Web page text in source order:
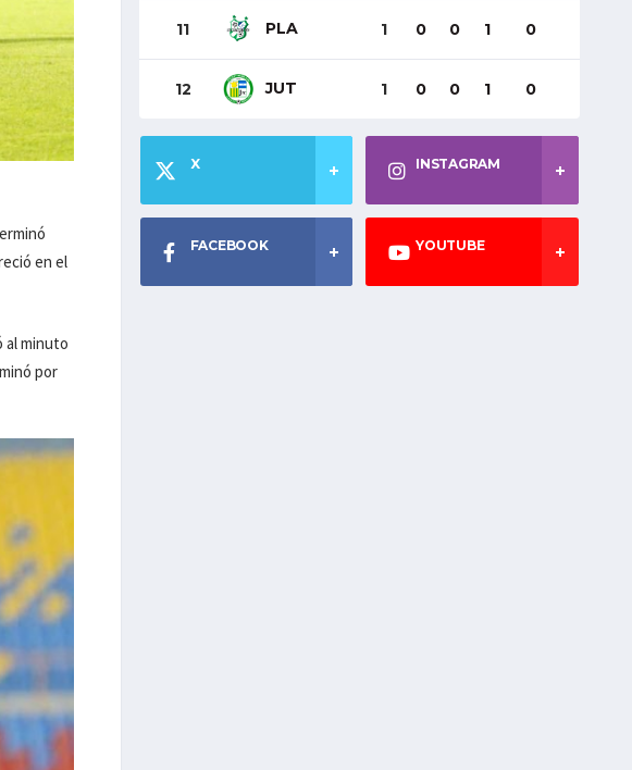
en el
al minuto
por
11 PLA 1 0 0 1 0
12 JUT 1 0 0 1 0
X INSTAGRAM
FACEBOOK YOUTUBE